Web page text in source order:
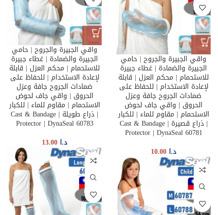
واقي الجبيرة والجروح | حامي
الجبيرة والضمادة | غطاء جبيرة
للاستحمام | محكم العزل | قابلة
لإعادة الاستخدام | للحفاظ على
ضمادات الجروح جافة وعزل
الحروق | واقي جاف لحوض
الاستحمام | مقاوم للماء | للكبار
| ذراع طويلة | Cast & Bandage
Protector | DynaSeal 60783
د.ا 13.00
واقي الجبيرة والجروح | حامي
الجبيرة والضمادة | غطاء جبيرة
للاستحمام | محكم العزل | قابلة
لإعادة الاستخدام | للحفاظ على
ضمادات الجروح جافة وعزل
الحروق | واقي جاف لحوض
الاستحمام | مقاوم للماء | للكبار
| ذراع قصيرة | Cast & Bandage
Protector | DynaSeal 60781
د.ا 10.00